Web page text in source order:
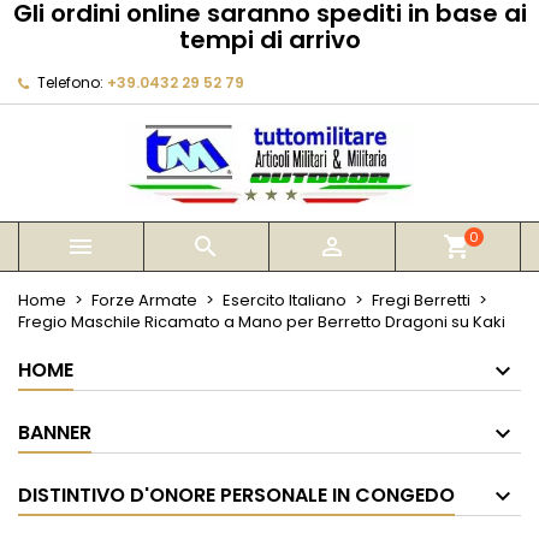
Gli ordini online saranno spediti in base ai
tempi di arrivo
Telefono: +39.0432 29 52 79
   shopping_cart0
Home Forze Armate Esercito Italiano
Fregi Berretti
Fregio Maschile Ricamato a Mano per Berretto Dragoni su Kaki
HOME
BANNER
DISTINTIVO D'ONORE PERSONALE IN CONGEDO
My wishlists
add_circle_outline Create new list
Crea lista dei desideri
Annulla Crea lista dei desideri
Devi avere effettuato l'accesso per salvare dei
prodotti nella tua lista dei desideri.
Annulla